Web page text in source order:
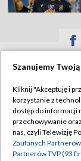
Szanujemy
Kliknij "Akceptuję i
korzystanie z
dostęp do informacji
przechowywanie
nas, czyli Telewizję
Zaufanych
Partnerów TVP (93